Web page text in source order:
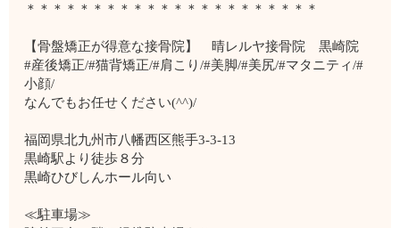
＊＊＊＊＊＊＊＊＊＊＊＊＊＊＊＊＊＊＊＊＊＊
【骨盤矯正が得意な接骨院】 晴レルヤ接骨院 黒崎院
#産後矯正/#猫背矯正/#肩こり/#美脚/#美尻/#マタニティ/#
小顔/
なんでもお任せください(^^)/
福岡県北九州市八幡西区熊手3-3-13
黒崎駅より徒歩８分
黒崎ひびしんホール向い
≪駐車場≫